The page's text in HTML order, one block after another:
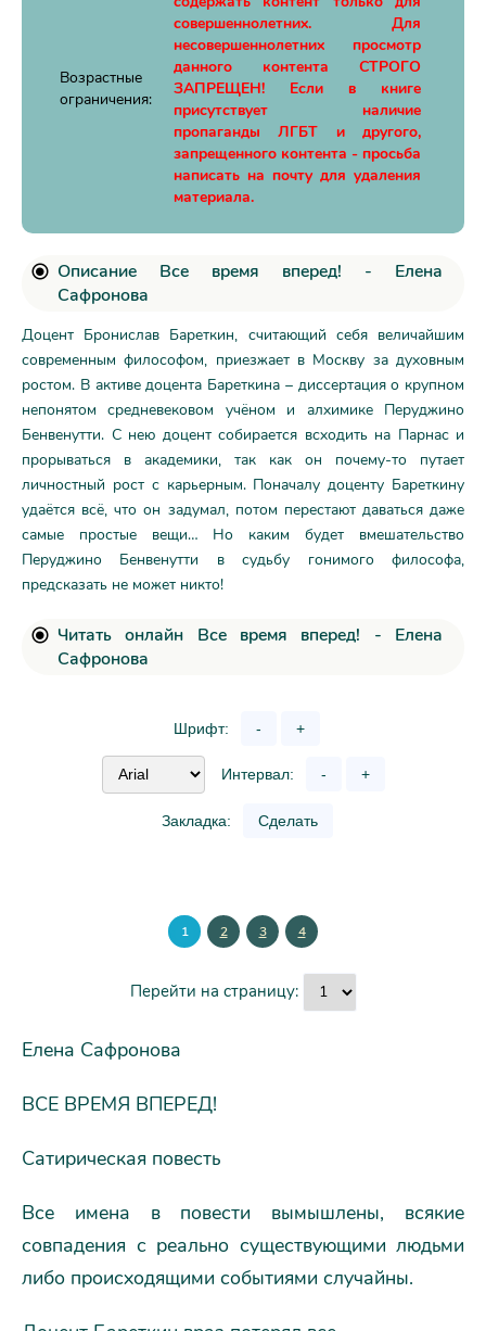
Возрастные
ограничения:
совершеннолетних. Для
несовершеннолетних просмотр
данного контента СТРОГО
ЗАПРЕЩЕН! Если в книге
присутствует наличие
пропаганды ЛГБТ и другого,
запрещенного контента - просьба
написать на почту для удаления
материала.
Описание Все время вперед! - Елена
Сафронова
Доцент Бронислав Бареткин, считающий себя величайшим
современным философом, приезжает в Москву за духовным
ростом. В активе доцента Бареткина – диссертация о крупном
непонятом средневековом учёном и алхимике Перуджино
Бенвенутти. С нею доцент собирается всходить на Парнас и
прорываться в академики, так как он почему-то путает
личностный рост с карьерным. Поначалу доценту Бареткину
удаётся всё, что он задумал, потом перестают даваться даже
самые простые вещи… Но каким будет вмешательство
Перуджино Бенвенутти в судьбу гонимого философа,
предсказать не может никто!
Читать онлайн Все время вперед! - Елена
Сафронова
Шрифт: - +
Интервал: - +
Закладка: Сделать
1 2 3 4
Перейти на страницу:
Елена Сафронова
ВСЕ ВРЕМЯ ВПЕРЕД!
Сатирическая повесть
Все имена в повести вымышлены, всякие
совпадения с реально существующими людьми
либо происходящими событиями случайны.